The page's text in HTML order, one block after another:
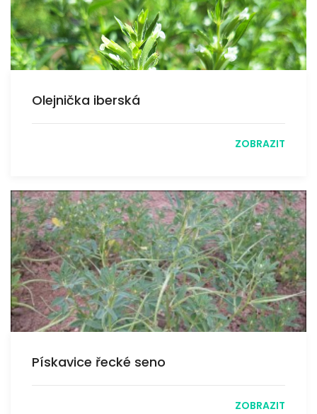
Olejnička iberská
ZOBRAZIT
Pískavice řecké seno
ZOBRAZIT